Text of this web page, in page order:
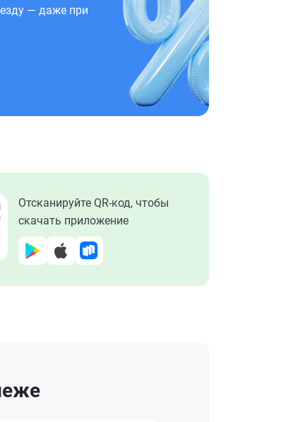
— даже при
Отсканируйте QR-код, чтобы
скачать приложение